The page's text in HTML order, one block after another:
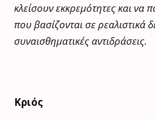
κλείσουν εκκρεμότητες και να
που βασίζονται σε ρεαλιστικά
συναισθηματικές αντιδράσεις.
Κριός